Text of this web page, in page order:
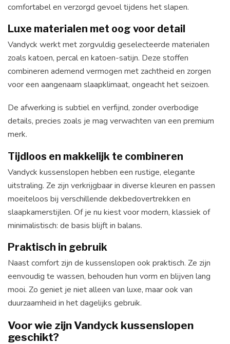
comfortabel en verzorgd gevoel tijdens het slapen.
Luxe materialen met oog voor detail
Vandyck werkt met zorgvuldig geselecteerde materialen
zoals katoen, percal en katoen-satijn. Deze stoffen
combineren ademend vermogen met zachtheid en zorgen
voor een aangenaam slaapklimaat, ongeacht het seizoen.
De afwerking is subtiel en verfijnd, zonder overbodige
details, precies zoals je mag verwachten van een premium
merk.
Tijdloos en makkelijk te combineren
Vandyck kussenslopen hebben een rustige, elegante
uitstraling. Ze zijn verkrijgbaar in diverse kleuren en passen
moeiteloos bij verschillende dekbedovertrekken en
slaapkamerstijlen. Of je nu kiest voor modern, klassiek of
minimalistisch: de basis blijft in balans.
Praktisch in gebruik
Naast comfort zijn de kussenslopen ook praktisch. Ze zijn
eenvoudig te wassen, behouden hun vorm en blijven lang
mooi. Zo geniet je niet alleen van luxe, maar ook van
duurzaamheid in het dagelijks gebruik.
Voor wie zijn Vandyck kussenslopen
geschikt?